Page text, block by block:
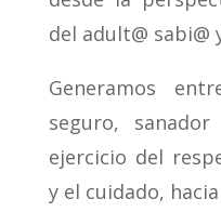
del adult@ sabi@
Generamos
seguro,
ejercicio del
y el cuidado,